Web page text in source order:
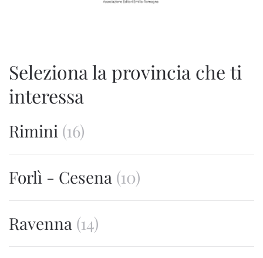
Seleziona la provincia che ti
interessa
Rimini (16)
Forlì - Cesena (10)
Ravenna (14)